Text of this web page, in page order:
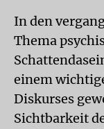
In den
Thema
einem
Diskurses
Sichtbarkeit